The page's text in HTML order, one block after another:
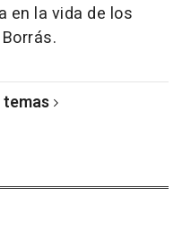
en la vida de los